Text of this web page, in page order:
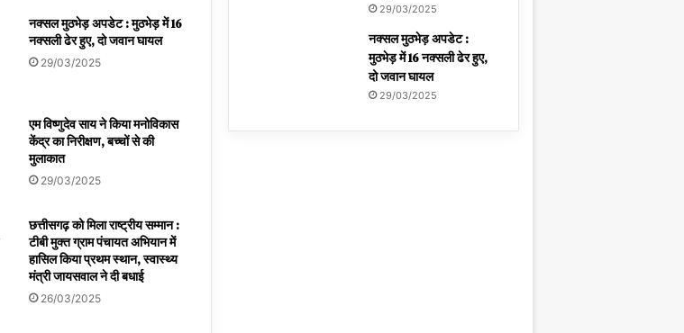
नक्सल मुठभेड़ अपडेट : मुठभेड़ में 16
नक्सली ढेर हुए, दो जवान घायल
29/03/2025
एम विष्णुदेव साय ने किया मनोविकास
केंद्र का निरीक्षण, बच्चों से की
मुलाकात
29/03/2025
छत्तीसगढ़ को मिला राष्ट्रीय सम्मान :
टीबी मुक्त ग्राम पंचायत अभियान में
हासिल किया प्रथम स्थान, स्वास्थ्य
मंत्री जायसवाल ने दी बधाई
26/03/2025
29/03/2025
नक्सल मुठभेड़ अपडेट :
मुठभेड़ में 16 नक्सली ढेर हुए,
दो जवान घायल
29/03/2025